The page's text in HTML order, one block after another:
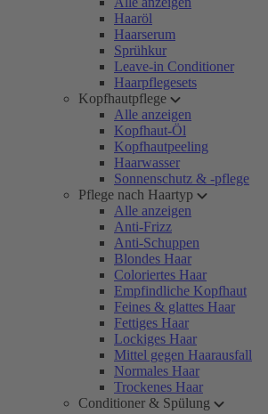
Haaröl
Haarserum
Sprühkur
Leave-in Conditioner
Haarpflegesets
Kopfhautpflege
Alle anzeigen
Kopfhaut-Öl
Kopfhautpeeling
Haarwasser
Sonnenschutz & -pflege
Pflege nach Haartyp
Alle anzeigen
Anti-Frizz
Anti-Schuppen
Blondes Haar
Coloriertes Haar
Empfindliche Kopfhaut
Feines & glattes Haar
Fettiges Haar
Lockiges Haar
Mittel gegen Haarausfall
Normales Haar
Trockenes Haar
Conditioner & Spülung